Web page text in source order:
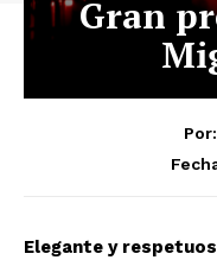
Gran
Por:
Elegante y